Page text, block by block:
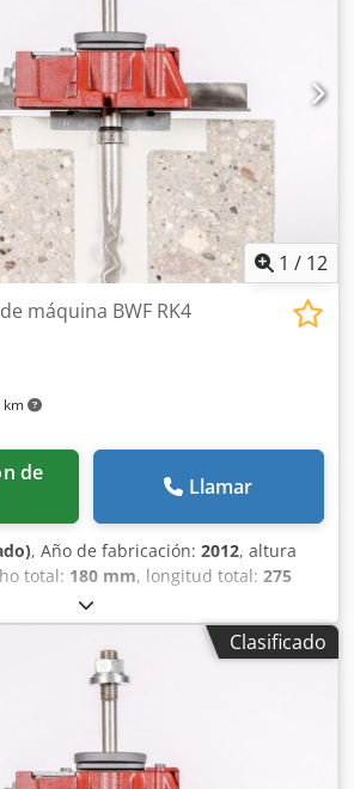
1 / 12
km
máquina BWF RK4
Llamar
, Año de fabricación: 2012, altura
total: 180 mm, longitud total: 275
para máquinas, modelo BWF RK4,
275 mm Anchura: 180 mm Altura:
información de esta página ha sido
con la mayor diligencia y, en la
obtenida del fabricante. La
de buena fe, pero no se puede
En consecuencia, no constituye
condiciones contractuales. Le
Clasificado